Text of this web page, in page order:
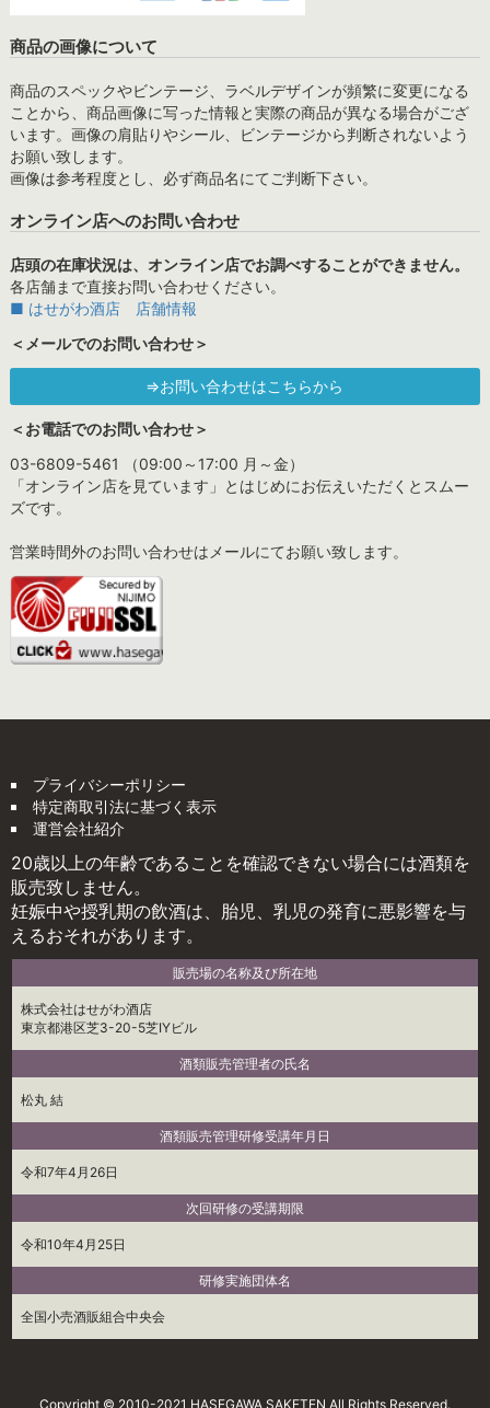
商品の画像について
商品のスペックやビンテージ、ラベルデザインが頻繁に変更になる
ことから、商品画像に写った情報と実際の商品が異なる場合がござ
います。画像の肩貼りやシール、ビンテージから判断されないよう
お願い致します。
画像は参考程度とし、必ず商品名にてご判断下さい。
オンライン店へのお問い合わせ
店頭の在庫状況は、オンライン店でお調べすることができません。
各店舗まで直接お問い合わせください。
■ はせがわ酒店 店舗情報
＜メールでのお問い合わせ＞
⇒お問い合わせはこちらから
＜お電話でのお問い合わせ＞
03-6809-5461 （09:00～17:00 月～金）
「オンライン店を見ています」とはじめにお伝えいただくとスムー
ズです。
営業時間外のお問い合わせはメールにてお願い致します。
プライバシーポリシー
特定商取引法に基づく表示
運営会社紹介
20歳以上の年齢であることを確認できない場合には酒類を
販売致しません。
妊娠中や授乳期の飲酒は、胎児、乳児の発育に悪影響を与
えるおそれがあります。
販売場の名称及び所在地
株式会社はせがわ酒店
東京都港区芝3-20-5芝IYビル
酒類販売管理者の氏名
松丸 結
酒類販売管理研修受講年月日
令和7年4月26日
次回研修の受講期限
令和10年4月25日
研修実施団体名
全国小売酒販組合中央会
Copyright © 2010-2021 HASEGAWA SAKETEN All Rights Reserved.